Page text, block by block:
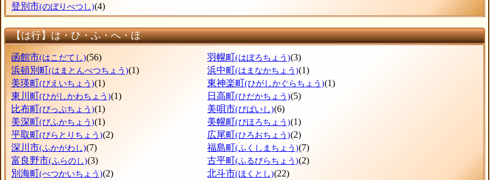
登別市(のぼりべつし)(4)
【は行】は・ひ・ふ・へ・ほ
函館市(はこだてし)(56) 羽幌町(はぼろちょう)(3)
浜頓別町(はまとんべつちょう)(1) 浜中町(はまなかちょう)(1)
美瑛町(びえいちょう)(1) 東神楽町(ひがしかぐらちょう)(1)
東川町(ひがしかわちょう)(1) 日高町(ひだかちょう)(5)
比布町(ぴっぷちょう)(1) 美唄市(びばいし)(6)
美深町(びふかちょう)(1) 美幌町(びほろちょう)(1)
平取町(びらとりちょう)(2) 広尾町(ひろおちょう)(2)
深川市(ふかがわし)(7) 福島町(ふくしまちょう)(7)
富良野市(ふらのし)(3) 古平町(ふるびらちょう)(2)
別海町(べつかいちょう)(2) 北斗市(ほくとし)(22)